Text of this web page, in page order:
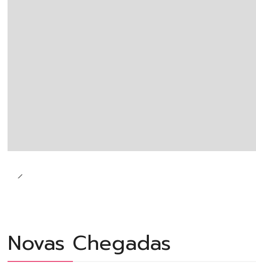
Novas Chegadas